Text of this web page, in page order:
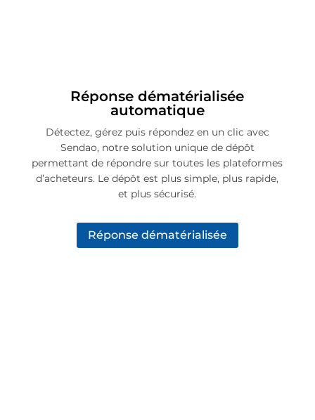
Réponse dématérialisée
automatique
Détectez, gérez puis répondez en un clic avec
Sendao, notre solution unique de dépôt
permettant de répondre sur toutes les plateformes
d’acheteurs. Le dépôt est plus simple, plus rapide,
et plus sécurisé.
Réponse dématérialisée